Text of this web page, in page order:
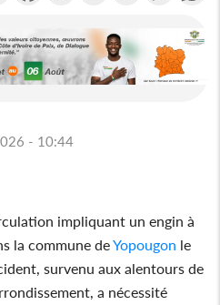
- 10:44
impliquant un engin à
la commune deYopougon le
survenu aux alentours de
a nécessité